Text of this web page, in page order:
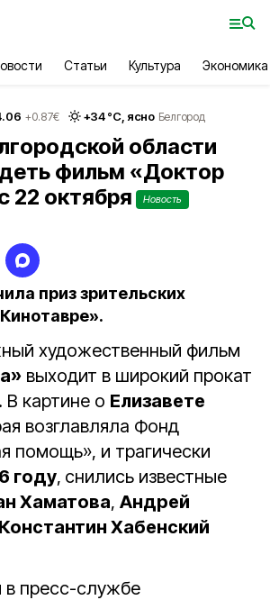
Статьи Культура Экономика
+0.87€ +34°С, ясно Белгород
области
фильм «Доктор
22 октября
Новость
приз зрительских
художественный фильм
выходит в широкий прокат
. В картине о Елизавете
возглавляла Фонд
помощь», и трагически
году, снились известные
Хаматова, Андрей
Константин Хабенский
пресс-службе